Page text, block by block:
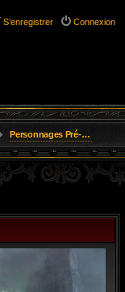
Connexion
S’enregistrer
Personnages Pré-tirés